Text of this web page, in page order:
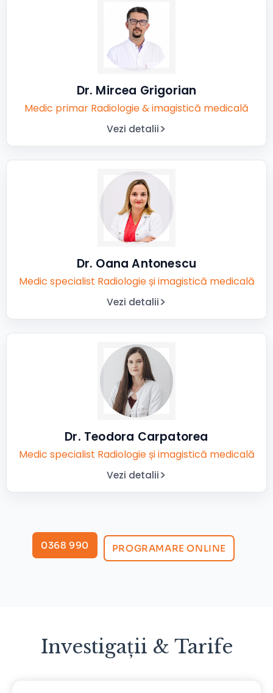
Dr. Mircea Grigorian
Medic primar Radiologie & imagistică medicală
Vezi detalii
Dr. Oana Antonescu
Medic specialist Radiologie și imagistică medicală
Vezi detalii
Dr. Teodora Carpatorea
Medic specialist Radiologie și imagistică medicală
Vezi detalii
0368 990 PROGRAMARE ONLINE
Investigații & Tarife